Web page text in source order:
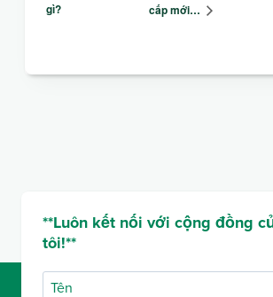
gì?
cấp mới…
**Luôn kết nối với cộng đồng
tôi!**
Tên